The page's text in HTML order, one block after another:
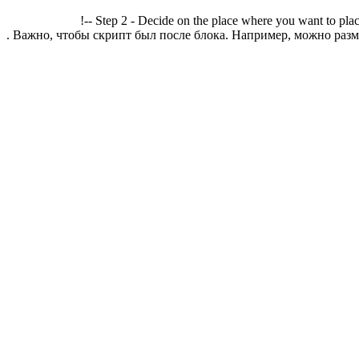
!-- Step 2 - Decide on the place where you want to
. Важно, чтобы скрипт был после блока. Например, можно